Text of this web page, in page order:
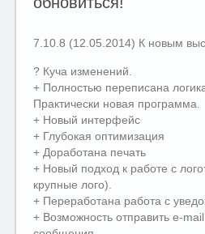
7.10.8 (12.05.2014) К новым
? Куча изменений.
+ Полностью переписана
Практически новая программа.
+ Новый интерфейс
+ Глубокая оптимизация
+ Доработана печать
+ Новый подход к работе с
крупные лого).
+ Переработана работа с
+ Возможность отправить e-